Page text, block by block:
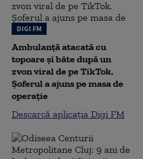
DIGI FM
Ambulanță atacată cu
topoare și bâte după un
zvon viral de pe TikTok.
Șoferul a ajuns pe masa de
operație
Descarcă aplicația Digi FM